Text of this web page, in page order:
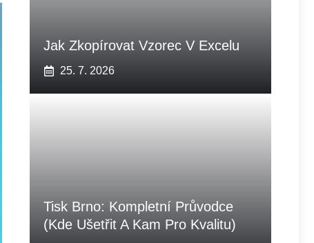
Jak Zkopírovat Vzorec V Excelu
25. 7. 2026
Tisk Brno: Kompletní Průvodce
(Kde Ušetřit A Kam Pro Kvalitu)